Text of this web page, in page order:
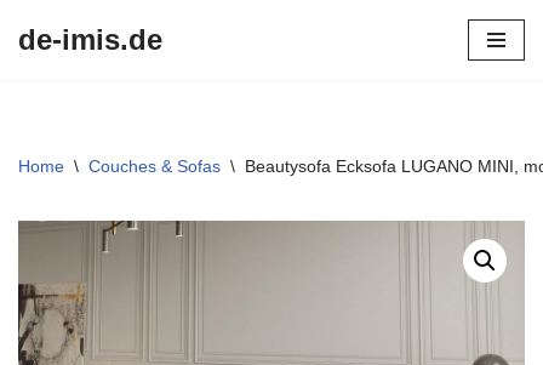
de-imis.de
Home \ Couches & Sofas \ Beautysofa Ecksofa LUGANO MINI,